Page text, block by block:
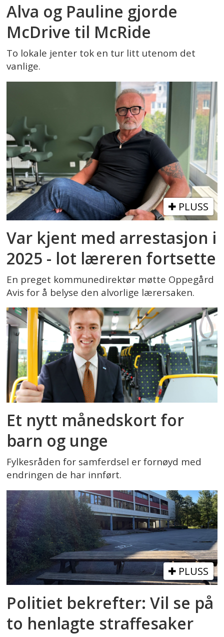
Alva og Pauline gjorde
McDrive til McRide
To lokale jenter tok en tur litt utenom det
vanlige.
PLUSS
Var kjent med arrestasjon i
2025 - lot læreren fortsette
En preget kommunedirektør møtte Oppegård
Avis for å belyse den alvorlige lærersaken.
Et nytt månedskort for
barn og unge
Fylkesråden for samferdsel er fornøyd med
endringen de har innført.
PLUSS
Politiet bekrefter: Vil se på
to henlagte straffesaker